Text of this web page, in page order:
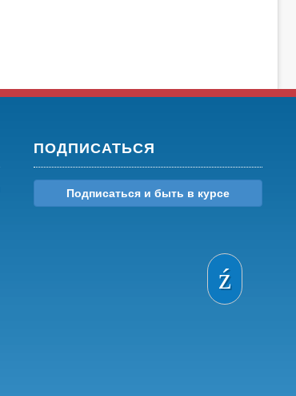
ПОДПИСАТЬСЯ
Подписаться и быть в курсе